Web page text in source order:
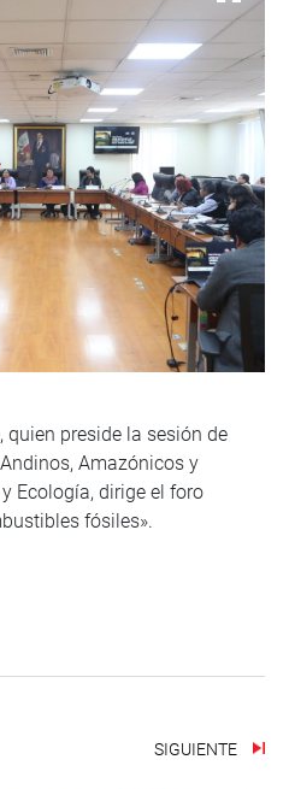
quien preside la sesión de
Amazónicos y
Ecología, dirige el foro
fósiles».
SIGUIENTE